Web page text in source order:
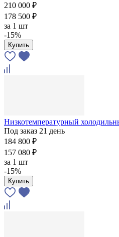
210 000 ₽
178 500 ₽
за 1 шт
-15%
Купить
Низкотемпературный
Под заказ 21 день
184 800 ₽
157 080 ₽
за 1 шт
-15%
Купить